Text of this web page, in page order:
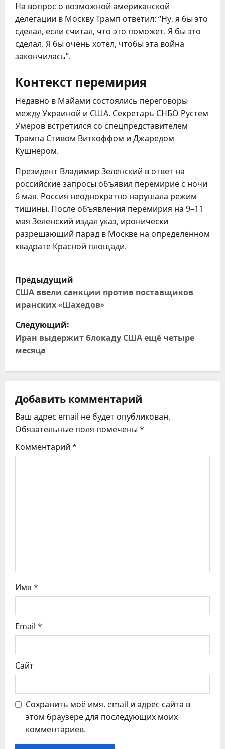
На вопрос о возможной американской
делегации в Москву Трамп ответил: “Ну, я бы это
сделал, если считал, что это поможет. Я бы это
сделал. Я бы очень хотел, чтобы эта война
закончилась”.
Контекст перемирия
Недавно в Майами состоялись переговоры
между Украиной и США. Секретарь СНБО Рустем
Умеров встретился со спецпредставителем
Трампа Стивом Виткоффом и Джаредом
Кушнером.
Президент Владимир Зеленский в ответ на
российские запросы объявил перемирие с ночи
6 мая. Россия неоднократно нарушала режим
тишины. После объявления перемирия на 9–11
мая Зеленский издал указ, иронически
разрешающий парад в Москве на определённом
квадрате Красной площади.
Н
а
в
и
г
ц
и
я
и
с
я
м
Предыдущий
США ввели санкции против поставщиков
иранских «Шахедов»
Следующий:
Иран выдержит блокаду США ещё четыре
месяца
Добавить комментарий
Ваш адрес email не будет опубликован.
Обязательные поля помечены *
Комментарий *
Имя *
Email *
Сайт
Сохранить моё имя, email и адрес сайта в
этом браузере для последующих моих
комментариев.